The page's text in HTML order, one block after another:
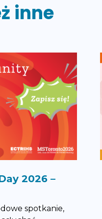
inne
2026 –
spotkanie,